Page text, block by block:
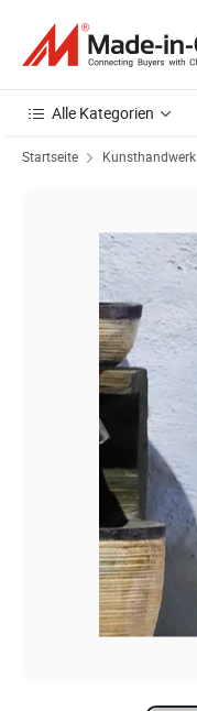
Alle Kategorien
Startseite Kunsthandwerk